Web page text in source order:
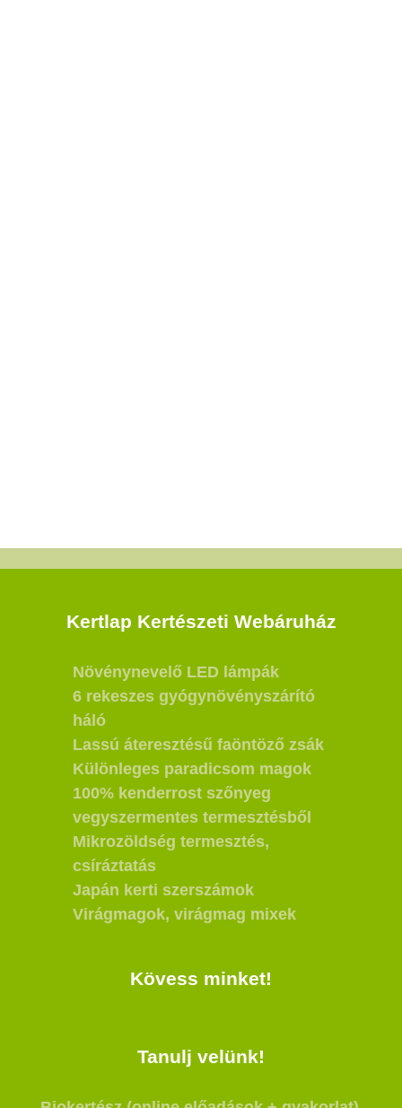
Kertlap Kertészeti Webáruház
Növénynevelő LED lámpák
6 rekeszes gyógynövényszárító
háló
Lassú áteresztésű faöntöző zsák
Különleges paradicsom magok
100% kenderrost szőnyeg
vegyszermentes termesztésből
Mikrozöldség termesztés,
csíráztatás
Japán kerti szerszámok
Virágmagok, virágmag mixek
Kövess minket!
Tanulj velünk!